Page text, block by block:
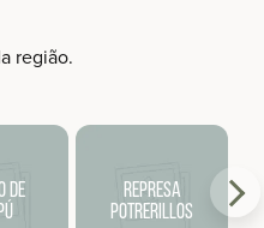
região.
de
Represa
Potrerillos